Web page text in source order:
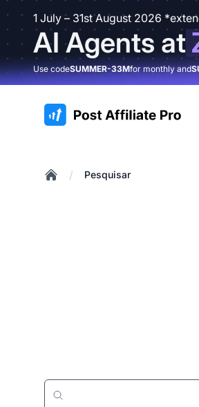
1 July – 31st August 2026
AI Agents at
Use codeSUMMER-33Mfor monthly and
:site.title
/ Pesquisar